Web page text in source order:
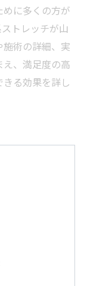
に多くの方が
トレッチが山
術の詳細、実
、満足度の高
る効果を詳し